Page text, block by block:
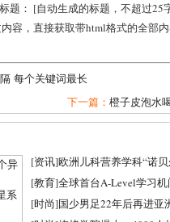
题： [自动生成的标题，不超过25
容，直接获取带html格式的全部
每个关键词最长
下一篇： 橙子皮泡水
[资讯]欧洲儿科营养学科“诺
[教育]全球首台A-Level学习
[时尚]国少男足22年后再进亚